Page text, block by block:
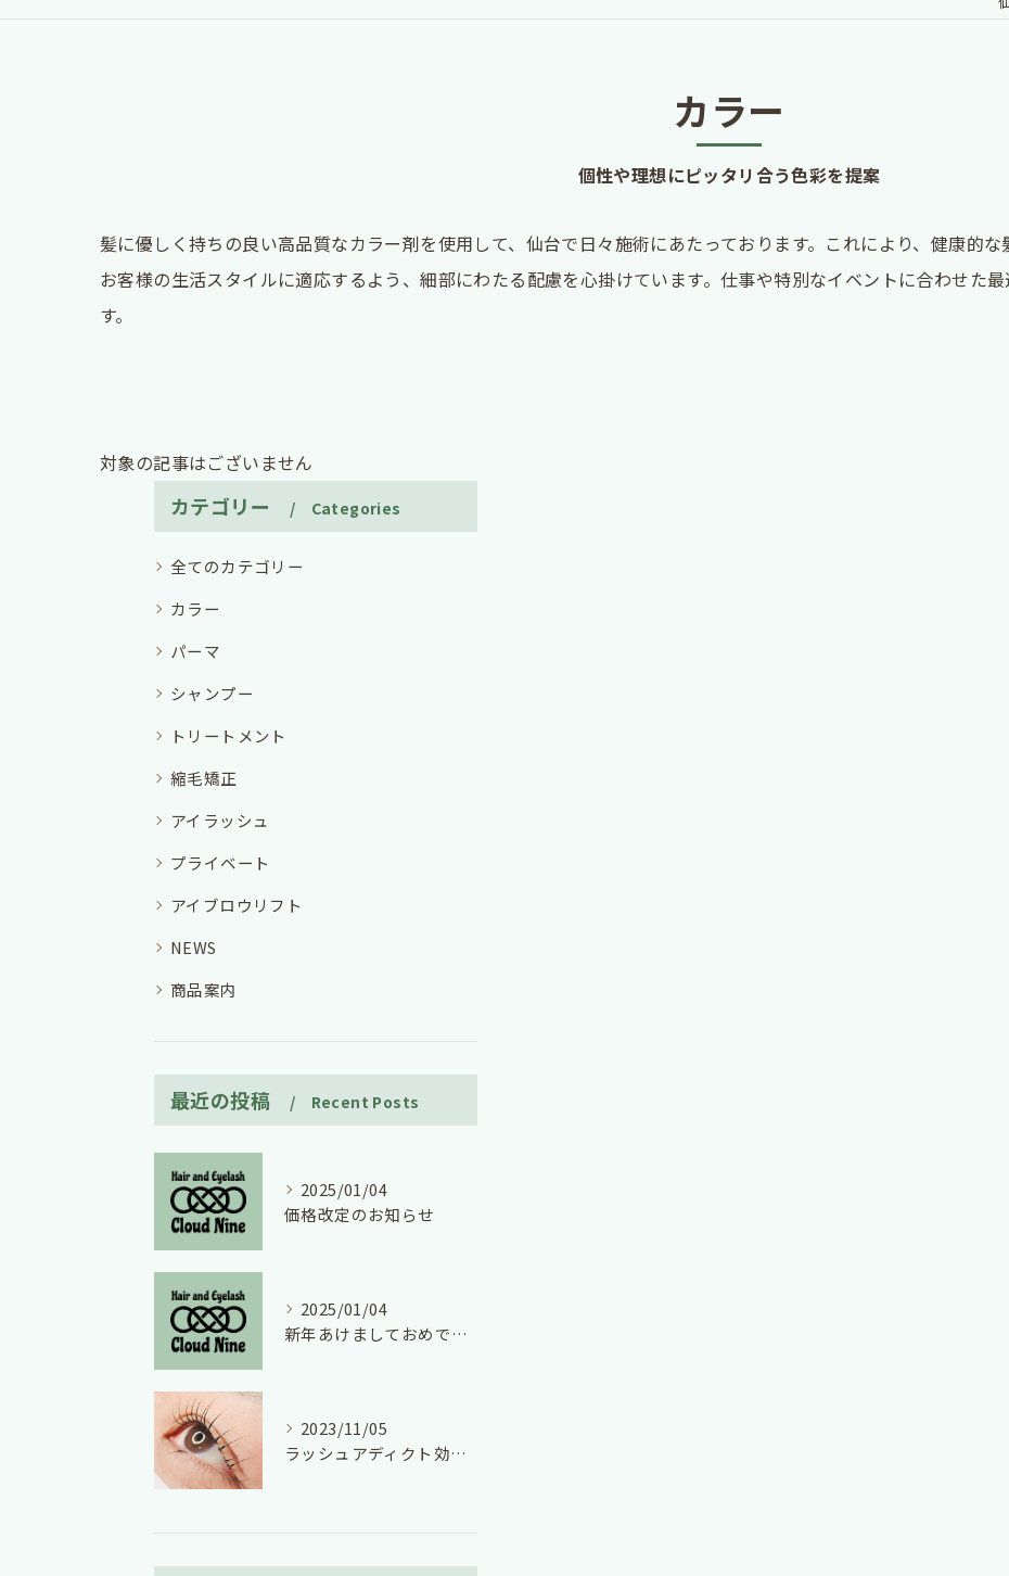
カラー
個性や理想にピッタリ合う色彩を提案
髪に優しく持ちの良い高品質なカラー剤を使用して、仙台で日々施術にあたっております。これにより、健康的
お客様の生活スタイルに適応するよう、細部にわたる配慮を心掛けています。仕事や特別なイベントに合わせた
す。
対象の記事はございません
カテゴリー Categories
全てのカテゴリー
カラー
パーマ
シャンプー
トリートメント
縮毛矯正
アイラッシュ
プライベート
アイブロウリフト
NEWS
商品案内
最近の投稿 Recent Posts
2025/01/04
価格改定のお知らせ
2025/01/04
新年あけましておめでとうございます
2023/11/05
ラッシュアディクト効果絶大！(*^^*)